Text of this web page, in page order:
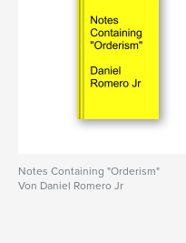
Notes Containing "Orderism"
Von Daniel Romero Jr